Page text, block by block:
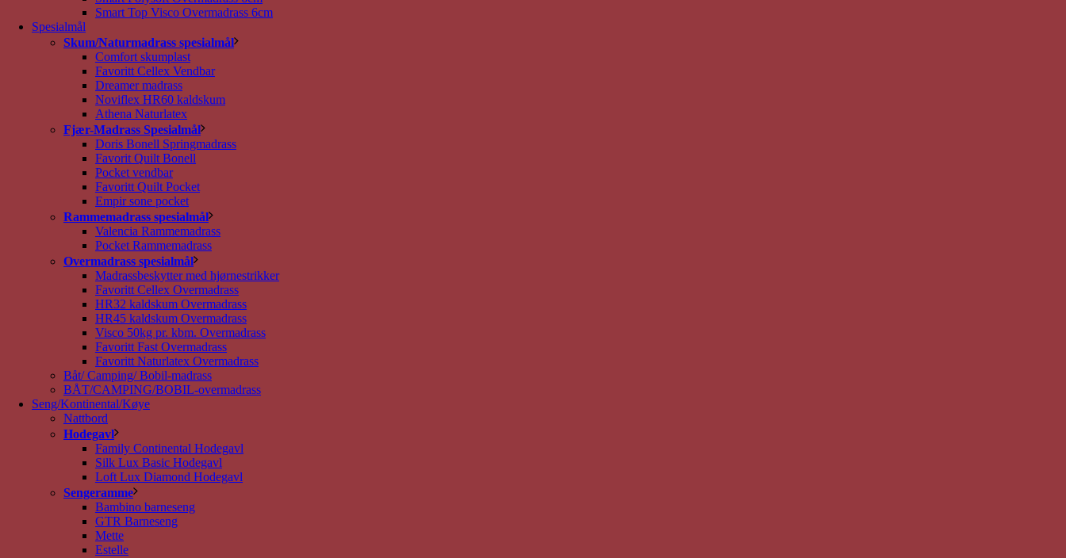
Smart Top Visco Overmadrass 6cm
Spesialmål
Skum/Naturmadrass spesialmål
Comfort skumplast
Favoritt Cellex Vendbar
Dreamer madrass
Noviflex HR60 kaldskum
Athena Naturlatex
Fjær-Madrass Spesialmål
Doris Bonell Springmadrass
Favorit Quilt Bonell
Pocket vendbar
Favoritt Quilt Pocket
Empir sone pocket
Rammemadrass spesialmål
Valencia Rammemadrass
Pocket Rammemadrass
Overmadrass spesialmål
Madrassbeskytter med hjørnestrikker
Favoritt Cellex Overmadrass
HR32 kaldskum Overmadrass
HR45 kaldskum Overmadrass
Visco 50kg pr. kbm. Overmadrass
Favoritt Fast Overmadrass
Favoritt Naturlatex Overmadrass
Båt/ Camping/ Bobil-madrass
BÅT/CAMPING/BOBIL-overmadrass
Seng/Kontinental/Køye
Nattbord
Hodegavl
Family Continental Hodegavl
Silk Lux Basic Hodegavl
Loft Lux Diamond Hodegavl
Sengeramme
Bambino barneseng
GTR Barneseng
Mette
Estelle